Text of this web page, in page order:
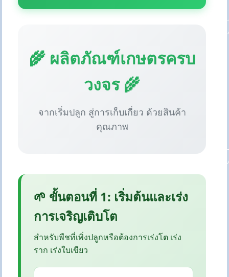
🌾 ผลิตภัณฑ์เกษตรครบ
วงจร 🌾
จากเริ่มปลูก สู่การเก็บเกี่ยว ด้วยสินค้า
คุณภาพ
🌱 ขั้นตอนที่ 1: เริ่มต้นและเร่ง
การเจริญเติบโต
สำหรับพืชที่เพิ่งปลูกหรือต้องการเร่งโต เร่ง
ราก เร่งใบเขียว